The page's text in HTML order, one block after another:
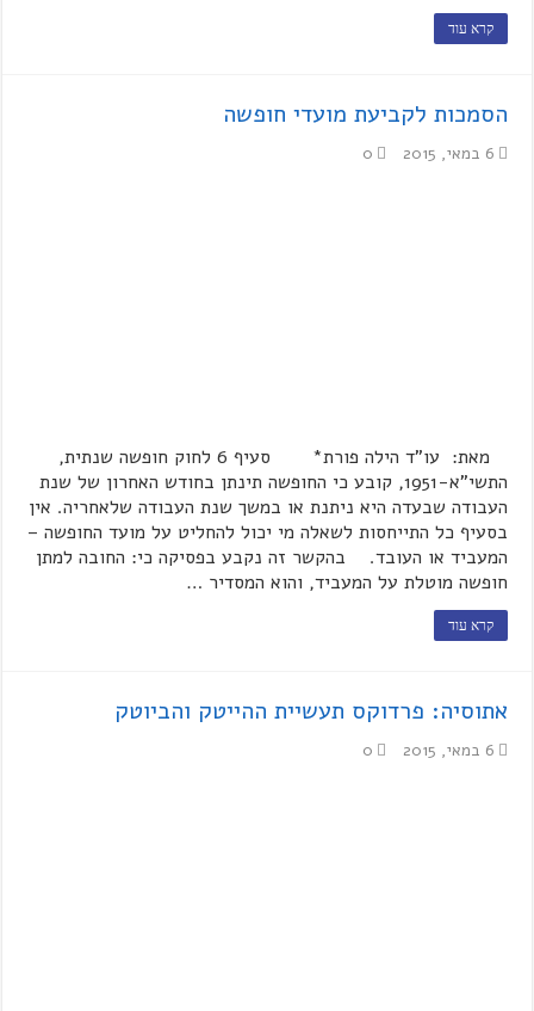
קרא עוד
הסמכות לקביעת מועדי חופשה
6 במאי, 2015 0
מאת: עו"ד הילה פורת* סעיף 6 לחוק חופשה שנתית,
התשי"א-1951, קובע כי החופשה תינתן בחודש האחרון של שנת
העבודה שבעדה היא ניתנת או במשך שנת העבודה שלאחריה. אין
בסעיף כל התייחסות לשאלה מי יכול להחליט על מועד החופשה –
המעביד או העובד. בהקשר זה נקבע בפסיקה כי: החובה למתן
חופשה מוטלת על המעביד, והוא המסדיר …
קרא עוד
אתוסיה: פרדוקס תעשיית ההייטק והביוטק
6 במאי, 2015 0